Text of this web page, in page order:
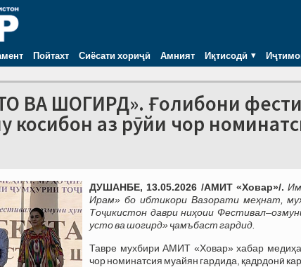
Пойтахт Сиёсати хориҷӣ Амният Иқтисодӣ
ВА ШОГИРД». Ғолибони
косибон аз рӯйи чор
ДУШАНБЕ, 13.05.2026 /АМИТ «Ховар»/.
Ирам» бо ибтикори Вазорати меҳнат,
Тоҷикистон даври ниҳоии
усто ва шогирд» ҷамъбаст гардид.
Тавре мухбири АМИТ «Ховар» хабар
чор номинатсия муайян гардида, қадрдонӣ